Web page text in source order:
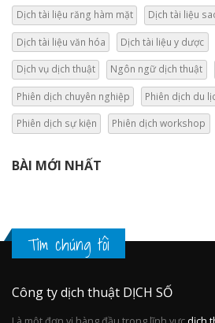
Dịch tài liệu răng hàm mặt Dịch tài liệu
Dịch tài liệu văn hóa Dịch tài liệu y dược
Dịch vụ dịch thuật Ngôn ngữ dịch thuật
Phiên dịch chuyên nghiệp Phiên dịch du
Phiên dịch sự kiện Phiên dịch workshop
BÀI MỚI NHẤT
Tìm chúng tôi
Công ty dịch thuật DỊCH SỐ